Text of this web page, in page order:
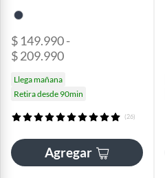
$ 149.990 -
$ 209.990
Llega mañana
Retira desde 90min
(26)
Agregar